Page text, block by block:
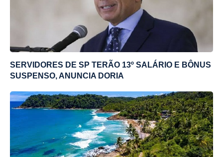
SERVIDORES DE SP TERÃO 13º SALÁRIO E BÔNUS
SUSPENSO, ANUNCIA DORIA